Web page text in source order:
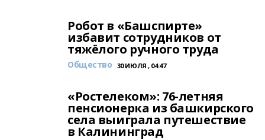
Робот в «Башспирте»
избавит сотрудников от
тяжёлого ручного труда
Общество 30 ИЮЛЯ , 04:47
«Ростелеком»: 76-летняя
пенсионерка из башкирского
села выиграла путешествие
в Калининград